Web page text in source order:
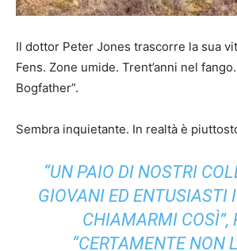
Il dottor Peter Jones trascorre la sua
Fens. Zone umide. Trent’anni nel
Bogfather”.
Sembra inquietante. In realtà è
“UN PAIO DI NOSTRI
GIOVANI ED ENTUSIASTI
CHIAMARMI COSÌ”,
“CERTAMENTE NON